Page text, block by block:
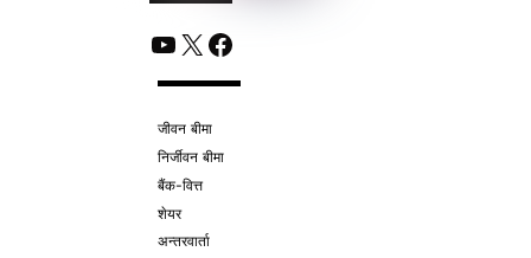
YouTube
X Facebook
जीवन बीमा
निर्जीवन बीमा
बैंक-वित्त
शेयर
अन्तरवार्ता